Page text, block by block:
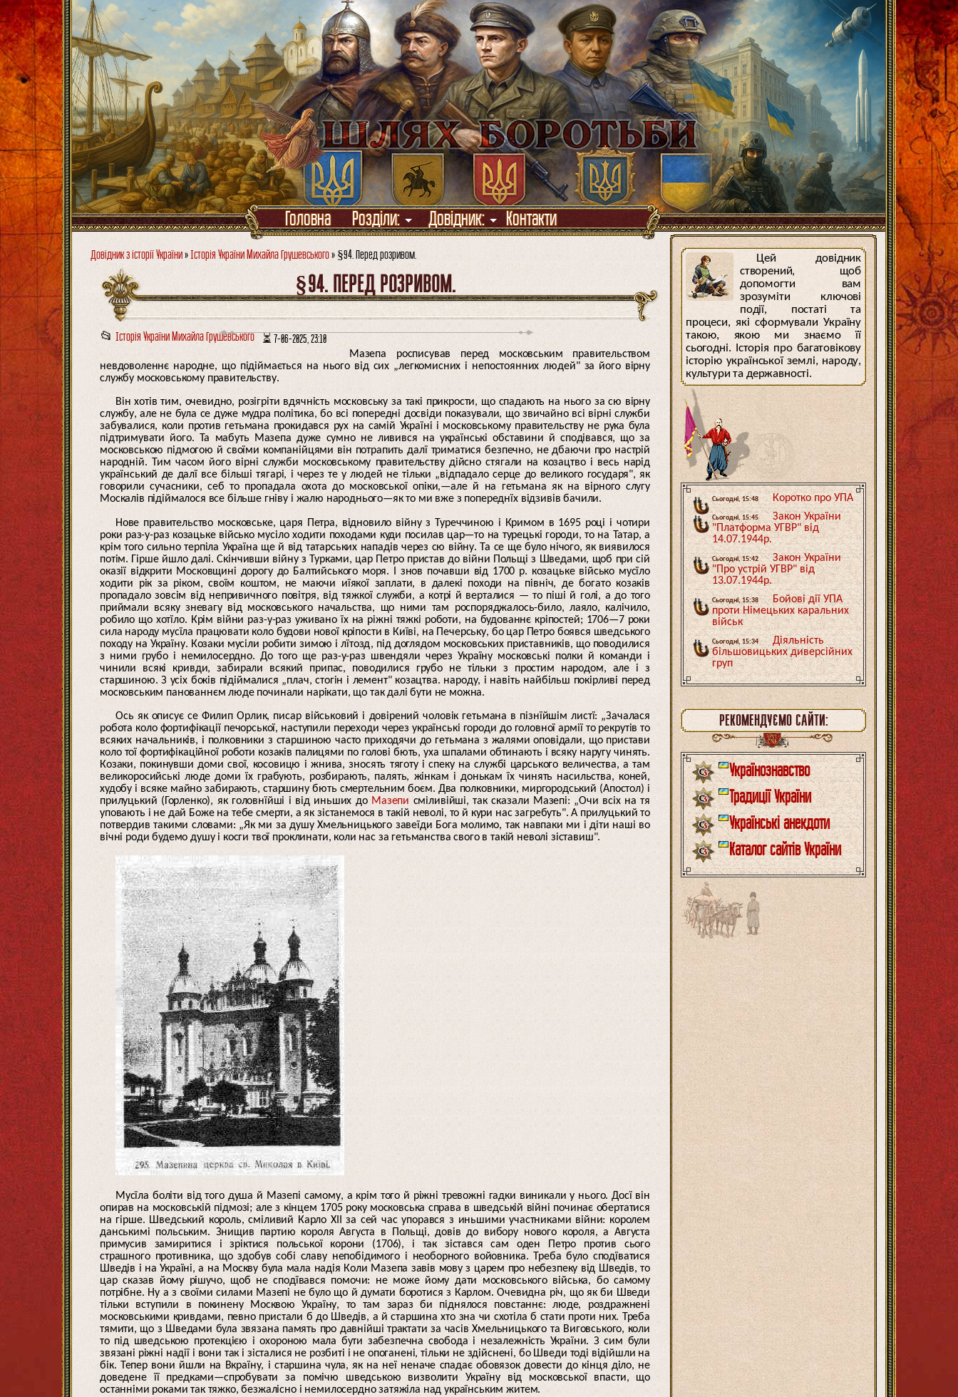
Головна Розділи: Довідник: Контакти
Довідник з історії України»Історія України Михайла Грушевського» §94. Перед розривом.
§94. ПЕРЕД РОЗРИВОМ.
📂 Історія України Михайла Грушевського ⏳ 7-06-2025, 23:10
Мазепа росписував перед московським правительством
невдоволеннє народне, що підіймається на нього від сих „легкомисних і непостоянних людей" за його вірну
службу московському правительству.
Він хотів тим, очевидно, розігріти вдячність московську за такі прикрости, що спадають на нього за сю вірну
службу, але не була се дуже мудра політика, бо всі попередні досвіди показували, що звичайно всі вірні служби
забувалися, коли против гетьмана прокидався рух на самій Україні і московському правительству не рука була
підтримувати його. Та мабуть Мазепа дуже сумно не ливився на українські обставини й сподівався, що за
московською підмогою й своїми компанійцями він потрапить далї триматися безпечно, не дбаючи про настрій
народній. Тим часом його вірні служби московському правительству дійсно стягали на козацтво і весь нарід
український де далї все більші тягарі, і через те у людей не тільки „відпадало серце до великого государя", як
говорили сучасники, себ то пропадала охота до московської опіки,—але й на гетьмана як на вірного слугу
Москалів підіймалося все більше гніву і жалю народнього—як то ми вже з попереднїх відзивів бачили.
Нове правительство московське, царя Петра, відновило війну з Туреччиною і Кримом в 1695 році і чотири
роки раз-у-раз козацьке військо мусіло ходити походами куди посилав цар—то на турецькі городи, то на Татар, а
крім того сильно терпіла Україна ще й від татарських нападів через сю війну. Та се ще було нічого, як виявилося
потім. Гірше йшло далі. Скінчивши війну з Турками, цар Петро пристав до війни Польщі з Шведами, щоб при сій
оказії відкрити Московщині дорогу до Балтийського моря. І знов почавши від 1700 р. козацьке військо мусїло
ходити рік за ріком, своїм коштом, не маючи иїякої заплати, в далекі походи на північ, де богато козаків
пропадало зовсім від непривичного повітря, від тяжкої служби, а котрі й верталися — то піші й голі, а до того
приймали всяку зневагу від московського начальства, що ними там роспоряджалось-било, лаяло, калічило,
робило що хотїло. Крім війни раз-у-раз уживано їх на ріжні тяжкі роботи, на будованнє кріпостей; 1706—7 роки
сила народу мусїла працювати коло будови нової кріпости в Київі, на Печерську, бо цар Петро боявся шведського
походу на Україну. Козаки мусіли робити зимою і лїтозд, під доглядом московських приставників, що поводилися
з ними грубо і немилосердно. До того ще раз-у-раз швендяли через Україну московські полки й команди і
чинили всякі кривди, забирали всякий припас, поводилися грубо не тільки з простим народом, але і з
старшиною. З усіх боків підіймалися „плач, стогін і лемент" козацтва. народу, і навіть найбільш покірливі перед
московським панованнєм люде починали нарікати, що так далі бути не можна.
Ось як описує се Филип Орлик, писар військовий і довірений чоловік гетьмана в пізнїйшім листї: „Зачалася
робота коло фортифікації печорської, наступили переходи через українські городи до головної армії то рекрутів то
всяких начальників, і полковники з старшиною часто приходячи до гетьмана з жалями оповідали, що пристави
коло тої фортифікаційної роботи козаків палицями по голові бють, уха шпалами обтинають і всяку наругу чинять.
Козаки, покинувши доми свої, косовицю і жнива, зносять тяготу і спеку на службі царського величества, а там
великоросийські люде доми їх грабують, розбирають, палять, жінкам і донькам їх чинять насильства, коней,
худобу і всяке майно забирають, старшину бють смертельним боєм. Два полковники, миргородський (Апостол) і
прилуцький (Горленко), як головнїйші і від иньших до Мазепи сміливійші, так сказали Мазепі: „Очи всіх на тя
уповають і не дай Боже на тебе смерти, а як зістанемося в такій неволі, то й кури нас загребуть". А прилуцький то
потвердив такими словами: „Як ми за душу Хмельницького завеїди Бога молимо, так навпаки ми і діти наші во
вічні роди будемо душу і косги твої проклинати, коли нас за гетьманства свого в такій неволі зіставиш".
Мусїла боліти від того душа й Мазепі самому, а крім того й ріжні тревожні гадки виникали у нього. Досї він
опирав на московській підмозі; але з кінцем 1705 року московська справа в шведській війні починає обертатися
на гірше. Шведський король, сміливий Карло XII за сей час упорався з иньшими участниками війни: королем
данськимі польським. Знищив партию короля Августа в Польщі, довів до вибору нового короля, а Августа
примусив замиритися і зріктися польської корони (1706), і так зістався сам оден Петро против сього
страшного противника, що здобув собі славу непобідимого і необорного войовника. Треба було сподїватися
Шведів і на Україні, а на Москву була мала надія Коли Мазепа завів мову з царем про небезпеку від Шведів, то
цар сказав йому рішучо, щоб не сподївався помочи: не може йому дати московського війська, бо самому
потрібне. Ну а з своїми силами Мазепі не було що й думати боротися з Карлом. Очевидна річ, що як би Шведи
тільки вступили в покинену Москвою Україну, то там зараз би піднялося повстаннє: люде, роздражнені
московськими кривдами, певно пристали б до Шведів, а й старшина хто зна чи схотіла б стати проти них. Треба
тямити, що з Шведами була звязана память про давнійші трактати за часів Хмельницького та Виговського, коли
то під шведською протекцією і охороною мала бути забезпечна свобода і незалежність України. З сим були
звязані ріжні надії і вони так і зісталися не розбиті і не опоганені, тільки не здійснені, бо Шведи тоді відійшли на
бік. Тепер вони йшли на Вкраїну, і старшина чула, як на неї неначе спадає обовязок довести до кінця діло, не
доведене її предками—спробувати за помічю шведською визволити Україну від московської впасти, що
останніми роками так тяжко, безжалісно і немилосердно затяжіла над українським житем.
Цей довідник
створений, щоб
допомогти вам
зрозуміти ключові
події, постаті та
процеси, які сформували Україну
такою, якою ми знаємо її
сьогодні. Історія про багатовікову
історію української землі, народу,
культури та державності.
Сьогодні, 15:48 Коротко про УПА
Сьогодні, 15:45
Закон України
"Платформа УГВР" від
14.07.1944р.
Сьогодні, 15:42
Закон України
"Про устрій УГВР" від
13.07.1944р.
Сьогодні, 15:38
Бойові дії УПА
проти Німецьких каральних
військ
Сьогодні, 15:34
Діяльність
більшовицьких диверсійних
груп
РЕКОМЕНДУЄМО САЙТИ:
Українознавство
Традиції України
Українські анекдоти
Каталог сайтів України